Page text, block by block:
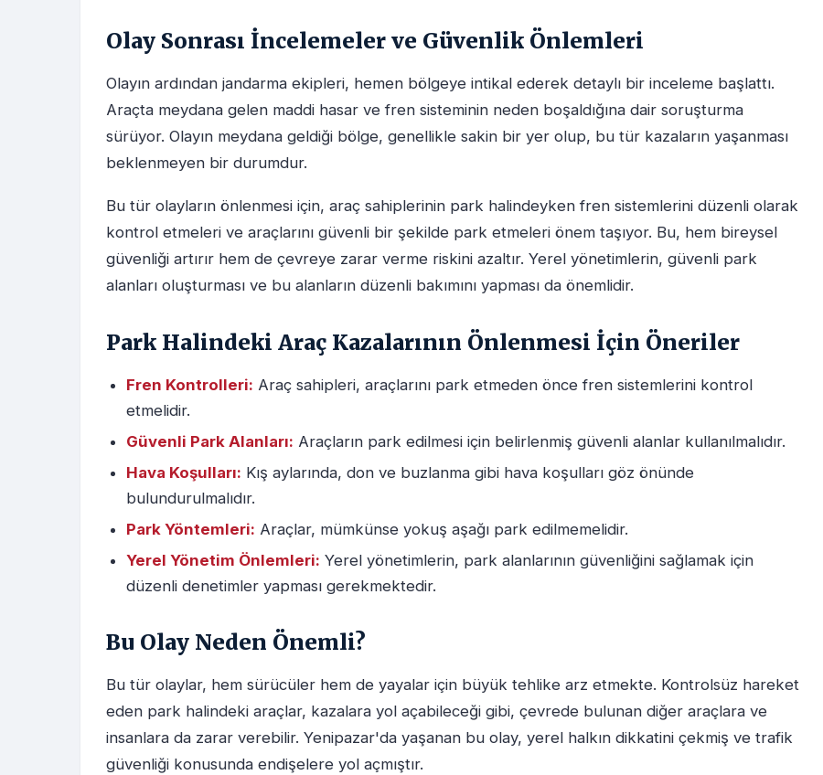
Olay Sonrası İncelemeler ve Güvenlik Önlemleri
Olayın ardından jandarma ekipleri, hemen bölgeye intikal ederek detaylı bir inceleme başlattı.
Araçta meydana gelen maddi hasar ve fren sisteminin neden boşaldığına dair soruşturma
sürüyor. Olayın meydana geldiği bölge, genellikle sakin bir yer olup, bu tür kazaların yaşanması
beklenmeyen bir durumdur.
Bu tür olayların önlenmesi için, araç sahiplerinin park halindeyken fren sistemlerini düzenli olarak
kontrol etmeleri ve araçlarını güvenli bir şekilde park etmeleri önem taşıyor. Bu, hem bireysel
güvenliği artırır hem de çevreye zarar verme riskini azaltır. Yerel yönetimlerin, güvenli park
alanları oluşturması ve bu alanların düzenli bakımını yapması da önemlidir.
Park Halindeki Araç Kazalarının Önlenmesi İçin Öneriler
Fren Kontrolleri: Araç sahipleri, araçlarını park etmeden önce fren sistemlerini kontrol
etmelidir.
Güvenli Park Alanları: Araçların park edilmesi için belirlenmiş güvenli alanlar kullanılmalıdır.
Hava Koşulları: Kış aylarında, don ve buzlanma gibi hava koşulları göz önünde
bulundurulmalıdır.
Park Yöntemleri: Araçlar, mümkünse yokuş aşağı park edilmemelidir.
Yerel Yönetim Önlemleri: Yerel yönetimlerin, park alanlarının güvenliğini sağlamak için
düzenli denetimler yapması gerekmektedir.
Bu Olay Neden Önemli?
Bu tür olaylar, hem sürücüler hem de yayalar için büyük tehlike arz etmekte. Kontrolsüz hareket
eden park halindeki araçlar, kazalara yol açabileceği gibi, çevrede bulunan diğer araçlara ve
insanlara da zarar verebilir. Yenipazar'da yaşanan bu olay, yerel halkın dikkatini çekmiş ve trafik
güvenliği konusunda endişelere yol açmıştır.